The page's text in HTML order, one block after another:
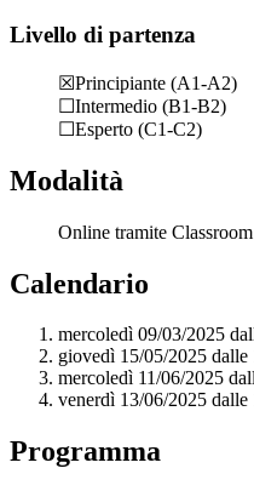
Livello di partenza
☒Principiante (A1-A2)
☐Intermedio (B1-B2)
☐Esperto (C1-C2)
Modalità
Online tramite Classroom
Calendario
mercoledì 09/03/2025
giovedì 15/05/2025 dalle
mercoledì 11/06/2025
venerdì 13/06/2025
Programma